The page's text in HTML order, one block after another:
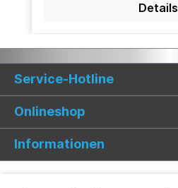
Details
Service-Hotline
Onlineshop
Informationen